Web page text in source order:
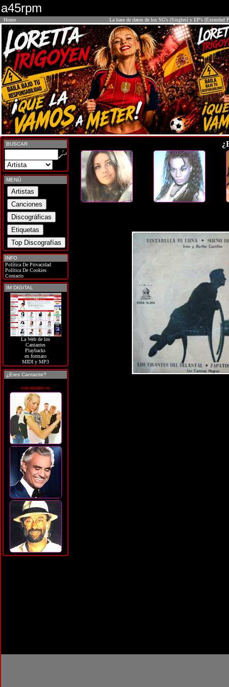
a45rpm
Home La base de datos de los SG's (Singles) y EP's (Extended
BUSCAR
MENÚ
INFO
Política De Privacidad
Política De Cookies
Contacto
IM DIGITAL
La Web de los
Cantantes
Playbacks
en formato
MIDI y MP3
¿Eres Cantante?
soycantante.es